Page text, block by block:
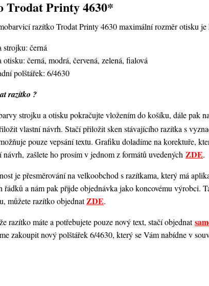
Trodat Printy 4630*
razítko Trodat Printy 4630maximální rozměr otisku
strojku: černá
otisku: černá, modrá, červená, zelená, fialová
polštářek: 6/4630
razítko ?
strojku a otisku pokračujte vložením do košíku, dále pak
vlastní návrh. Stačí přiložit sken stávajícího razítka s
pouze vepsání textu. Grafiku doladíme na korektuře,
návrh, zašlete ho prosím v jednom z formátů uvedených ZDE.
je přesměrování na velkoobchod s razítkama, který má
řádků a nám pak přijde objednávka jako koncovému výrobci.
můžete razítko objednatZDE.
razítko máte a potřebujete pouze nový text, stačí objednat
zakoupit nový polštářek 6/4630, který se Vám nabídne v